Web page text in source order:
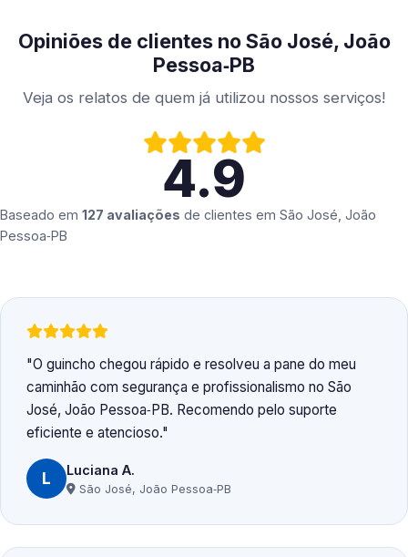
Opiniões de clientes no São José, João
Pessoa‑PB
Veja os relatos de quem já utilizou nossos serviços!
4.9
Baseado em 127 avaliações de clientes em São José, João
Pessoa‑PB
O guincho chegou rápido e resolveu a pane do meu
caminhão com segurança e profissionalismo no São
José, João Pessoa‑PB. Recomendo pelo suporte
eficiente e atencioso.
L Luciana A.
São José, João Pessoa‑PB